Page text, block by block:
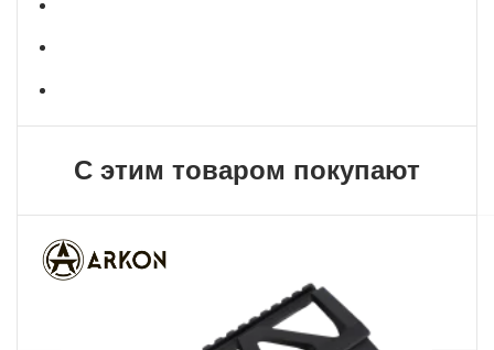
С этим товаром покупают